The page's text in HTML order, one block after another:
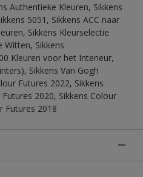
Authentieke Kleuren, Sikkens
5051, Sikkens ACC naar
Sikkens Kleurselectie
Witten, Sikkens
Kleuren voor het Interieur,
Sikkens Van Gogh
Futures 2022, Sikkens
2020, Sikkens Colour
Futures 2018